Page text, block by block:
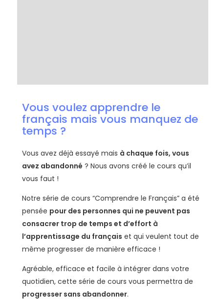
Vous voulez apprendre le
français mais vous manquez de
temps ?
Vous avez déjà essayé mais à chaque fois, vous
avez abandonné ? Nous avons créé le cours qu’il
vous faut !
Notre série de cours “Comprendre le Français” a été
pensée pour des personnes qui ne peuvent pas
consacrer trop de temps et d’effort à
l’apprentissage du français et qui veulent tout de
même progresser de manière efficace !
Agréable, efficace et facile à intégrer dans votre
quotidien, cette série de cours vous permettra de
progresser sans abandonner.